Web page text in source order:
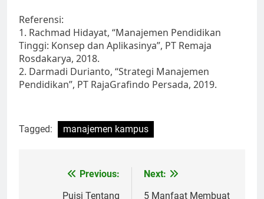
Referensi:
1. Rachmad Hidayat, “Manajemen Pendidikan
Tinggi: Konsep dan Aplikasinya”, PT Remaja
Rosdakarya, 2018.
2. Darmadi Durianto, “Strategi Manajemen
Pendidikan”, PT RajaGrafindo Persada, 2019.
Tagged: manajemen kampus
Previous:
Puisi Tentang
Next:
5 Manfaat Membuat